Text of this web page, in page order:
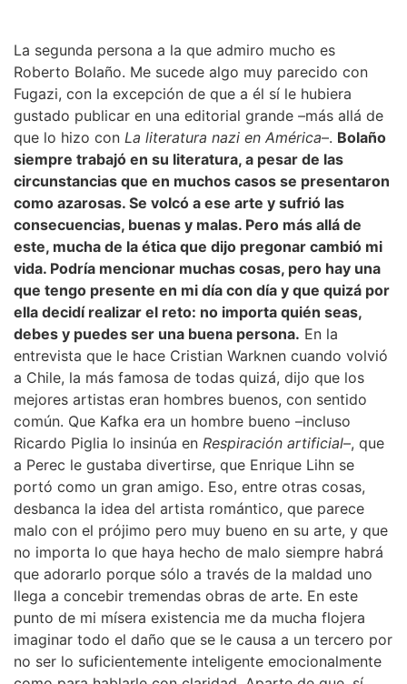
La segunda persona a la que admiro mucho es
Roberto Bolaño. Me sucede algo muy parecido con
Fugazi, con la excepción de que a él sí le hubiera
gustado publicar en una editorial grande –más allá de
que lo hizo con La literatura nazi en América–. Bolaño
siempre trabajó en su literatura, a pesar de las
circunstancias que en muchos casos se presentaron
como azarosas. Se volcó a ese arte y sufrió las
consecuencias, buenas y malas. Pero más allá de
este, mucha de la ética que dijo pregonar cambió mi
vida. Podría mencionar muchas cosas, pero hay una
que tengo presente en mi día con día y que quizá por
ella decidí realizar el reto: no importa quién seas,
debes y puedes ser una buena persona. En la
entrevista que le hace Cristian Warknen cuando volvió
a Chile, la más famosa de todas quizá, dijo que los
mejores artistas eran hombres buenos, con sentido
común. Que Kafka era un hombre bueno –incluso
Ricardo Piglia lo insinúa en Respiración artificial–, que
a Perec le gustaba divertirse, que Enrique Lihn se
portó como un gran amigo. Eso, entre otras cosas,
desbanca la idea del artista romántico, que parece
malo con el prójimo pero muy bueno en su arte, y que
no importa lo que haya hecho de malo siempre habrá
que adorarlo porque sólo a través de la maldad uno
llega a concebir tremendas obras de arte. En este
punto de mi mísera existencia me da mucha flojera
imaginar todo el daño que se le causa a un tercero por
no ser lo suficientemente inteligente emocionalmente